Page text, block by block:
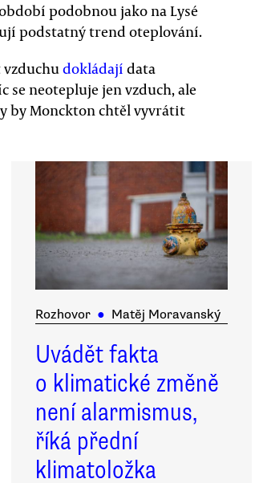
podobnou jako na Lysé
podstatný trend oteplování.
dokládají data
se neotepluje jen vzduch, ale
by Monckton chtěl vyvrátit
Rozhovor ● Matěj Moravanský
Uvádět fakta
o klimatické změně
není alarmismus,
říká přední
klimatoložka